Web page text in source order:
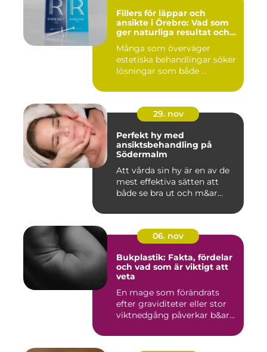
Fillers för läppar och
ansikte i Örebro: Vad som
ger naturliga resultat och
Många som överväger
estetiska behandlingar söker
lösningar som både ...
29. nov
Perfekt hy med
ansiktsbehandling på
Södermalm
Att vårda sin hy är en av de
mest effektiva sätten att
både se bra ut och m&ar...
06. nov
Bukplastik: Fakta, fördelar
och vad som är viktigt att
veta
En mage som förändrats
efter graviditeter eller stor
viktnedgång påverkar b&ar...